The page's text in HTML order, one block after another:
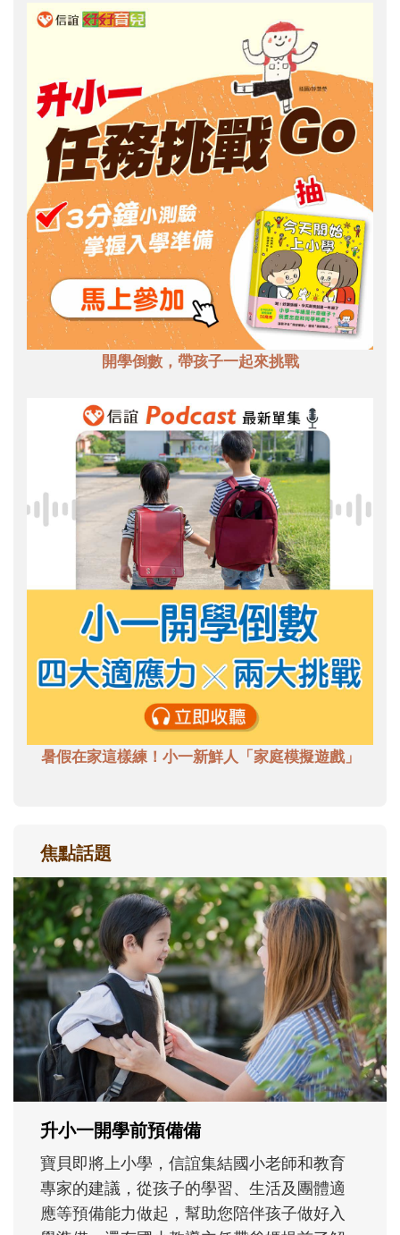
開學倒數，帶孩子一起來挑戰
暑假在家這樣練！小一新鮮人「家庭模擬遊戲」
焦點話題
和孩子一起長大的那個男人│讀懂父親的
不同模樣
沒有人天生就擅長當爸爸！男人總是在一次
次「前所未有」的體驗中，跟著孩子一起長
大。從給予安全感的肢體遊戲，到獨立自
主、角色認同及解決問題的能力養成。爸爸
正嘗試用不同的模樣，參與孩子每個重要的